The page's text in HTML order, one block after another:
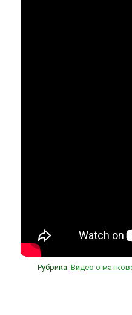
Рубрика: Видео о